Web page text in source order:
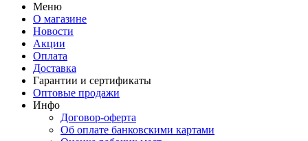
Меню
О магазине
Новости
Акции
Оплата
Доставка
Гарантии и сертификаты
Оптовые продажи
Инфо
Договор-оферта
Об оплате банковскими картами